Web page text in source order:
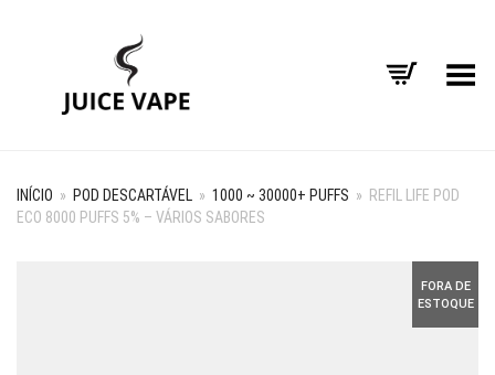
Alternar Menu
INÍCIO » POD DESCARTÁVEL » 1000 ~ 30000+ PUFFS » REFIL LIFE POD
ECO 8000 PUFFS 5% – VÁRIOS SABORES
FORA DE
ESTOQUE